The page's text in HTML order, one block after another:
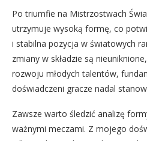
Po triumfie na Mistrzostwach
utrzymuje wysoką formę, co
i stabilna pozycja w światowych
zmiany w składzie są
rozwoju młodych talentów,
doświadczeni gracze nadal
Zawsze warto śledzić analizę
ważnymi meczami. Z mojego